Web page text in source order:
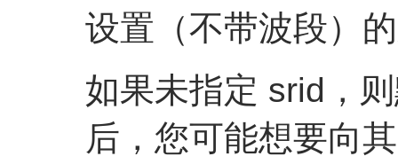
设置（不带波段）
如果未指定 srid，
后，您可能想要向